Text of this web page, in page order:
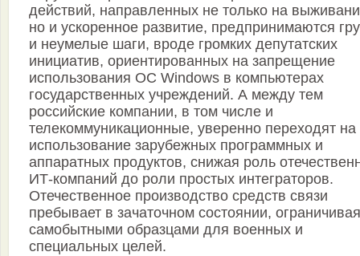
действий, направленных не только на
но и ускоренное развитие, предпринимаются
и неумелые шаги, вроде громких депутатских
инициатив, ориентированных на запрещение
использования ОС Windows в компьютерах
государственных учреждений. А между тем
российские компании, в том числе и
телекоммуникационные, уверенно переходят на
использование зарубежных программных и
аппаратных продуктов, снижая роль
ИТ-компаний до роли простых интеграторов.
Отечественное производство средств связи
пребывает в зачаточном состоянии,
самобытными образцами для военных и
специальных целей.